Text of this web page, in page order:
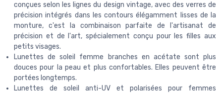
conçues selon les lignes du design vintage, avec des verres de
précision intégrés dans les contours élégamment lisses de la
monture, c'est la combinaison parfaite de l'artisanat de
précision et de l'art, spécialement conçu pour les filles aux
petits visages.
Lunettes de soleil femme branches en acétate sont plus
douces pour la peau et plus confortables. Elles peuvent être
portées longtemps.
Lunettes de soleil anti-UV et polarisées pour femmes